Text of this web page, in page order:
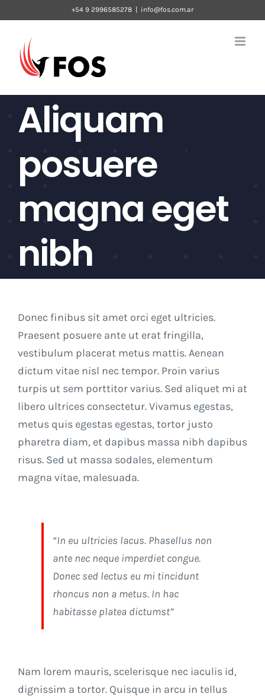
content
+54 9 2996585278 info@fos.com.ar
Aliquam
posuere
magna eget
nibh
Donec finibus sit amet orci eget ultricies.
Praesent posuere ante ut erat fringilla,
vestibulum placerat metus mattis. Aenean
dictum vitae nisl nec tempor. Proin varius
turpis ut sem porttitor varius. Sed aliquet mi at
libero ultrices consectetur. Vivamus egestas,
metus quis egestas egestas, tortor justo
pharetra diam, et dapibus massa nibh dapibus
risus. Sed ut massa sodales, elementum
magna vitae, malesuada.
“In eu ultricies lacus. Phasellus non
ante nec neque imperdiet congue.
Donec sed lectus eu mi tincidunt
rhoncus non a metus. In hac
habitasse platea dictumst”
Nam lorem mauris, scelerisque nec iaculis id,
dignissim a tortor. Quisque in arcu in tellus